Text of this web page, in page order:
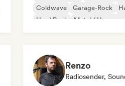
Coldwave
Garage-Rock
Hard Rock
Metal / Heavy
Renzo
Radiosender,